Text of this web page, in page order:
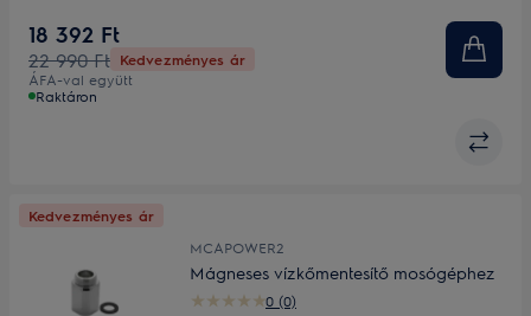
18 392 Ft
22 990 Ft Kedvezményes ár
ÁFA-val együtt
Raktáron
Kedvezményes ár
MCAPOWER2
0 (0)
Mágneses vízkőmentesítő mosógéphez